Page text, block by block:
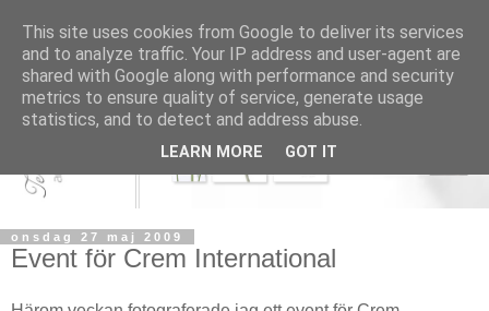
onsdag 27 maj 2009
Event för Crem International
This site uses cookies from Google to deliver its services
and to analyze traffic. Your IP address and user-agent are
shared with Google along with performance and security
metrics to ensure quality of service, generate usage
statistics, and to detect and address abuse.
LEARN MORE GOT IT